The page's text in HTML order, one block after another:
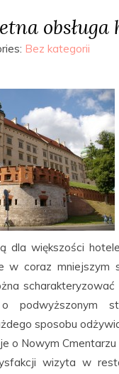
Bez kategorii
dla większości
w coraz mniejszym
podwyższonym
sposobu
o Nowym Cmentarzu
wizyta w